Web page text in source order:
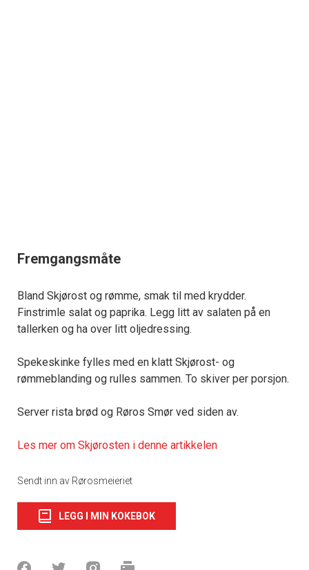
Fremgangsmåte
Bland Skjørost og rømme, smak til med krydder.
Finstrimle salat og paprika. Legg litt av salaten på en
tallerken og ha over litt oljedressing.
Spekeskinke fylles med en klatt Skjørost- og
rømmeblanding og rulles sammen. To skiver per porsjon.
Server rista brød og Røros Smør ved siden av.
Les mer om Skjørosten i denne artikkelen
Sendt inn av Rørosmeieriet
LEGG I MIN KOKEBOK